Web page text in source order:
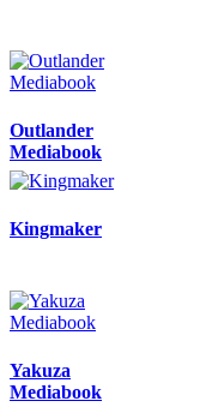
Outlander
Mediabook
Kingmaker
Yakuza
Mediabook